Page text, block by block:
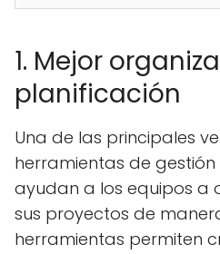
1. Mejor
planificación
Una de las principales
herramientas de
ayudan a los equipos a
sus proyectos de
herramientas permiten